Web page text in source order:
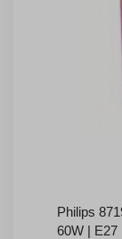
Philips
60W | E27